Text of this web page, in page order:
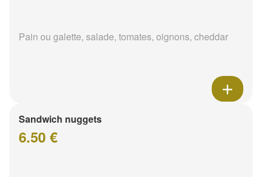
Pain ou galette, salade, tomates, oignons, cheddar
Sandwich nuggets
6.50 €